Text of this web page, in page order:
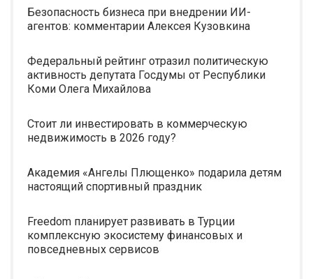
Безопасность бизнеса при внедрении ИИ-
агентов: комментарии Алексея Кузовкина
Федеральный рейтинг отразил политическую
активность депутата Госдумы от Республики
Коми Олега Михайлова
Стоит ли инвестировать в коммерческую
недвижимость в 2026 году?
Академия «Ангелы Плющенко» подарила детям
настоящий спортивный праздник
Freedom планирует развивать в Турции
комплексную экосистему финансовых и
повседневных сервисов